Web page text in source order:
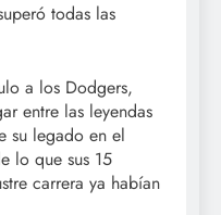
todas las
a los Dodgers,
entre las leyendas
su legado en el
lo que sus 15
carrera ya habían